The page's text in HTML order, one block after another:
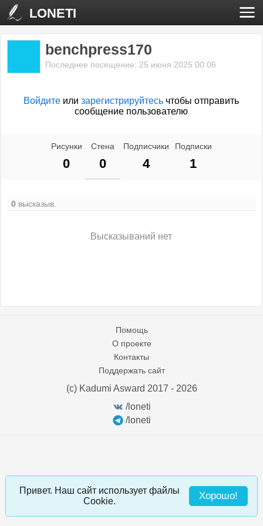
LONETI
benchpress170
Последнее посещение: 25 июня 2025 00:06
Войдите илизарегистрируйтесь чтобы отправить
сообщение пользователю
Рисунки
0
Стена
0
Подписчики
4
Подписки
1
0 высказыв.
Высказываний нет
/loneti
/loneti
(c) Kadumi Asward 2017 - 2026
Помощь
О проекте
Контакты
Поддержать сайт
Привет. Наш сайт использует файлы
Cookie.
Хорошо!